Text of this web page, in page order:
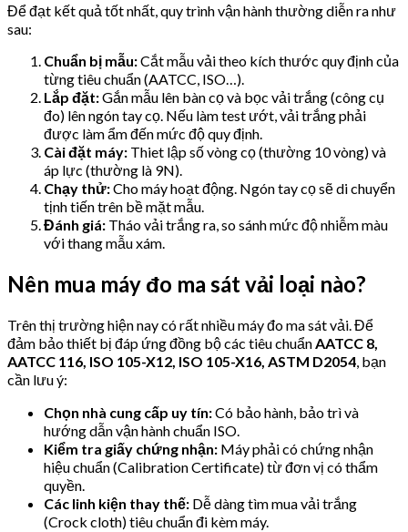
Để đạt kết quả tốt nhất, quy trình vận hành thường diễn ra như
sau:
Chuẩn bị mẫu:Cắt mẫu vải theo kích thước quy định của
từng tiêu chuẩn (AATCC, ISO…).
Lắp đặt:Gắn mẫu lên bàn cọ và bọc vải trắng (công cụ
đo) lên ngón tay cọ. Nếu làm test ướt, vải trắng phải
được làm ẩm đến mức độ quy định.
Cài đặt máy: Thiet lập số vòng cọ (thường 10 vòng) và
áp lực (thường là 9N).
Chạy thử:Cho máy hoạt động. Ngón tay cọ sẽ di chuyển
tịnh tiến trên bề mặt mẫu.
Đánh giá: Tháo vải trắng ra, so sánh mức độ nhiễm màu
với thang mẫu xám.
Nên mua máy đo ma sát vải loại nào?
Trên thị trường hiện nay có rất nhiều máy đo ma sát vải. Để
đảm bảo thiết bị đáp ứng đồng bộ các tiêu chuẩnAATCC 8,
AATCC 116, ISO 105-X12, ISO 105-X16, ASTM D2054, bạn
cần lưu ý:
Chọn nhà cung cấp uy tín:Có bảo hành, bảo trì và
hướng dẫn vận hành chuẩn ISO.
Kiểm tra giấy chứng nhận: Máy phải có chứng nhận
hiệu chuẩn (Calibration Certificate) từ đơn vị có thẩm
quyền.
Các linh kiện thay thế: Dễ dàng tìm mua vải trắng
(Crock cloth) tiêu chuẩn đi kèm máy.